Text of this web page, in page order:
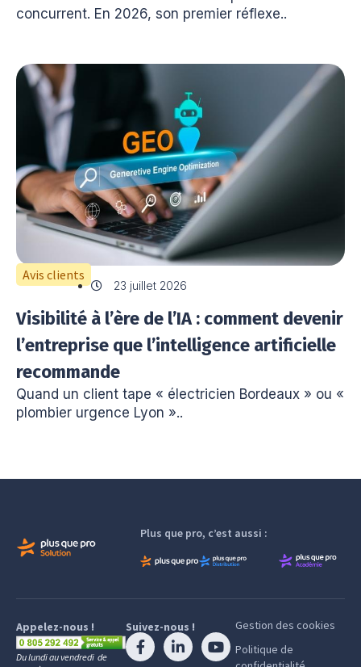
concurrent. En 2026, son premier réflexe..
Avis clients
23 juillet 2026
Visibilité à l’ère de l’IA : comment devenir
l’entreprise que l’intelligence artificielle
recommande
Quand un client tape « électricien Bordeaux » ou «
plombier urgence Lyon »..
Plus que pro, c’est aussi :
Appelez-nous !
Du lundi au vendredi de
Suivez-nous !
Gestion des cookies
Politique de